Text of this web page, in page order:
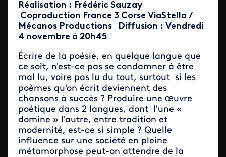
Réalisation : Frédéric Sauzay
Coproduction France 3 Corse ViaStella /
Mécanos Productions Diffusion : Vendredi
4 novembre à 20h45
Écrire de la poésie, en quelque langue que
ce soit, n'est-ce pas se condamner à être
mal lu, voire pas lu du tout, surtout si les
poèmes qu'on écrit deviennent des
chansons à succès ? Produire une œuvre
poétique dans 2 langues, dont l'une «
domine » l'autre, entre tradition et
modernité, est-ce si simple ? Quelle
influence sur une société en pleine
métamorphose peut-on attendre de la